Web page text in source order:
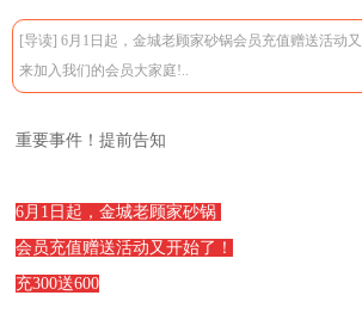
[导读] 6月1日起，金城老顾家砂锅会员充值赠送活动
来加入我们的会员大家庭!..
重要事件！提前告知
6月1日起，金城老顾家砂锅
会员充值赠送活动又开始了！
充300送600